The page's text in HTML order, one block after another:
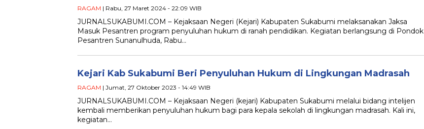
RAGAM | Rabu, 27 Maret 2024 - 22:09 WIB
JURNALSUKABUMI.COM – Kejaksaan Negeri (Kejari) Kabupaten Sukabumi melaksanakan Jaksa
Masuk Pesantren program penyuluhan hukum di ranah pendidikan. Kegiatan berlangsung di Pondok
Pesantren Sunanulhuda, Rabu…
Kejari Kab Sukabumi Beri Penyuluhan Hukum di Lingkungan Madrasah
RAGAM | Jumat, 27 Oktober 2023 - 14:49 WIB
JURNALSUKABUMI.COM – Kejaksaan Negeri (kejari) Kabupaten Sukabumi melalui bidang intelijen
kembali memberikan penyuluhan hukum bagi para kepala sekolah di lingkungan madrasah. Kali ini,
kegiatan…